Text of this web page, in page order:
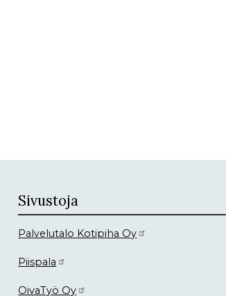
Sivustoja
Palvelutalo Kotipiha Oy
Piispala
OivaTyö Oy